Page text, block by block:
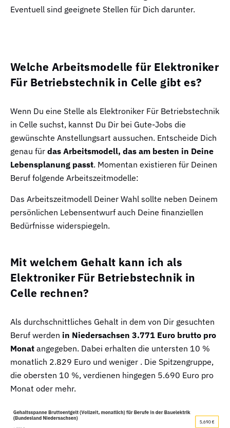
Eventuell sind geeignete Stellen für Dich darunter.
Welche Arbeitsmodelle für Elektroniker
Für Betriebstechnik in Celle gibt es?
Wenn Du eine Stelle als Elektroniker Für Betriebstechnik
in Celle suchst, kannst Du Dir bei Gute-Jobs die
gewünschte Anstellungsart aussuchen. Entscheide Dich
genau für das Arbeitsmodell, das am besten in Deine
Lebensplanung passt. Momentan existieren für Deinen
Beruf folgende Arbeitszeitmodelle:
Das Arbeitszeitmodell Deiner Wahl sollte neben Deinem
persönlichen Lebensentwurf auch Deine finanziellen
Bedürfnisse widerspiegeln.
Mit welchem Gehalt kann ich als
Elektroniker Für Betriebstechnik in
Celle rechnen?
Als durchschnittliches Gehalt in dem von Dir gesuchten
Beruf werden in Niedersachsen 3.771 Euro brutto pro
Monat angegeben. Dabei erhalten die untersten 10 %
monatlich 2.829 Euro und weniger . Die Spitzengruppe,
die obersten 10 %, verdienen hingegen 5.690 Euro pro
Monat oder mehr.